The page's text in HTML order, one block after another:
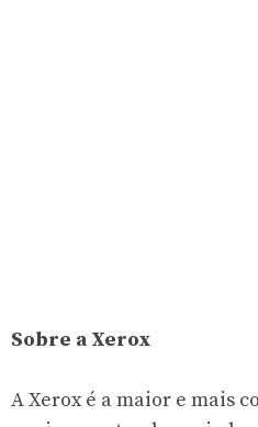
Sobre a Xerox
A Xerox é a maior e mais